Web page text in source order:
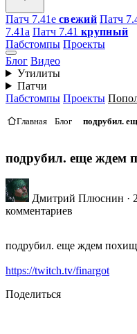
Патч 7.41e свежий Патч
7.41а Патч 7.41 крупный
Пабстомпы Проекты
Блог Видео
Утилиты
Патчи
Пабстомпы Проекты
Главная Блог подрубил.
подрубил. еще ждем
Дмитрий Плюснин ·
комментариев
подрубил. еще ждем
https://twitch.tv/finargot
Поделиться